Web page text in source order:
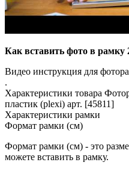
Как вставить фото в
Видео инструкция для
.
Характеристики товара
пластик (plexi) арт. [45811]
Характеристики рамки
Формат рамки (см)
Формат рамки (см) - это
можете вставить в рамку.